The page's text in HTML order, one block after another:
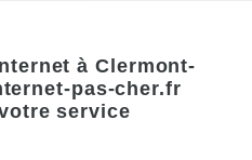
à Clermont-
pas-cher.fr
service